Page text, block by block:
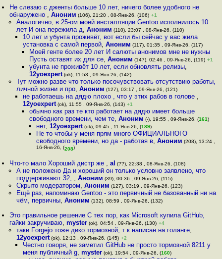
Не слезаю с дженты больше 10 лет, ничего более удобного не
обнаружено ,Аноним (106), 21:20 , 08-Янв-26, (106) +1
Аналогично, в 25-ом моей инсталляции Gentoo исполнилось 10
лет И она пережила д, Аноним (110), 23:07 , 08-Янв-26, (110)
10 лет и убунта проживёт, вот если бы сейчас у вас жила
установка с самой первой, Аноним (117), 01:35 , 09-Янв-26, (117)
Моей генте более 20 лет И салюты анонимов мне не нужны
Пусть оставят их для се,Аноним (147), 02:46 , 09-Янв-26, (119) +1
убунта не проживёт 10 лет, если обновлять релизы,
12yoexpert (ok), 11:53 , 09-Янв-26, (142)
Тут можно разве что только посочувствовать отсутствию работы,
личной жизни и про, Аноним (127), 03:17 , 09-Янв-26, (121)
не работаешь на дядю плохо , что у этих рабов в голове ,
12yoexpert(ok), 11:55 , 09-Янв-26, (143) +1
обычно как раз те кто работает на дядю имеет больше
свободного времени, чем те,Аноним (-), 19:55 , 09-Янв-26, (161)
нет, 12yoexpert(ok), 09:45 , 11-Янв-26, (189)
Не то чтобы у меня прям много ОФИЦИАЛЬНОГО
свободного времени, но да - работая в, Аноним (208), 13:24 ,
16-Янв-26, (208)
Что-то мало Хороший дистр же ,al (??), 22:38 , 08-Янв-26, (108)
А не положено Да и хороший он только условно заявлено, что
поддерживают 32, , Аноним (39), 00:36 , 09-Янв-26, (115)
Скрыто модератором, Аноним (127), 03:19 , 09-Янв-26, (123)
Ещё раз, напоминаю Gentoo - это первичный не базованный ни на
чём, первичны, Аноним (132), 08:59 , 09-Янв-26, (132)
Это правильное решение С тех пор, как Microsoft купила GitHub,
гайки закручиваю,myster (ok), 04:54 , 09-Янв-26, (130) +4
таки Forgejo тоже дико тормозной, т к написан на голанге,
12yoexpert(ok), 12:13 , 09-Янв-26, (145) +2
Честно говоря, не заметил GitHub не просто тормозной 8211 у
меня публичный g, myster(ok), 19:54 , 09-Янв-26, (160)